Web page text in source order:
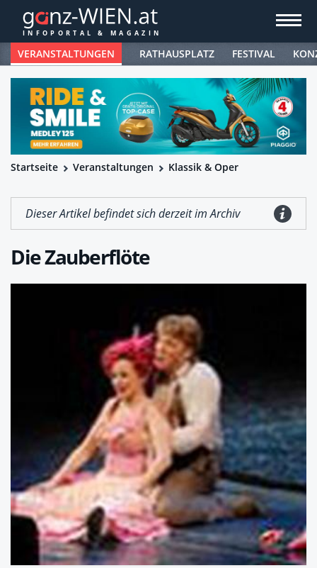
VERANSTALTUNGEN RATHAUSPLATZ FESTIVAL
Startseite Veranstaltungen Klassik & Oper
Dieser Artikel befindet sich derzeit im Archiv
Die Zauberflöte